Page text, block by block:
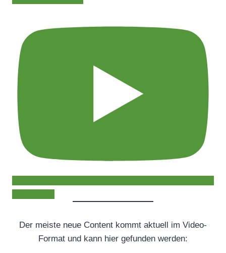
Der meiste neue Content kommt aktuell im Video-
Format und kann hier gefunden werden: